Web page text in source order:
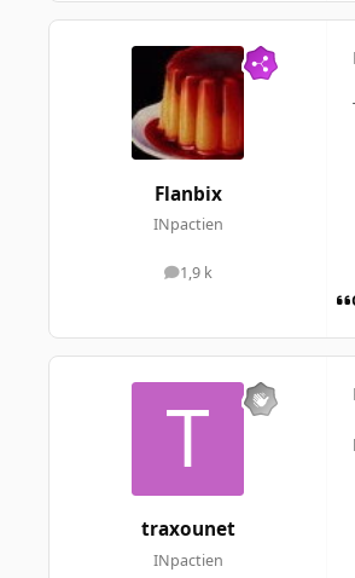
Flanbix
INpactien
1,9 k
messages
traxounet
INpactien